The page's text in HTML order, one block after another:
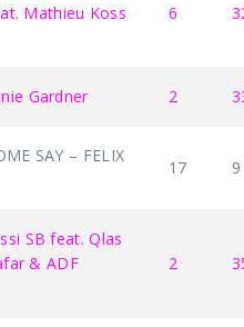
Mathieu Koss
6
Gardner 2
SAY – FELIX
17 9
SB feat. Qlas
& ADF
2